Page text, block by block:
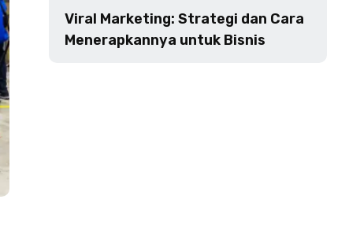
Viral Marketing: Strategi dan Cara
Menerapkannya untuk Bisnis